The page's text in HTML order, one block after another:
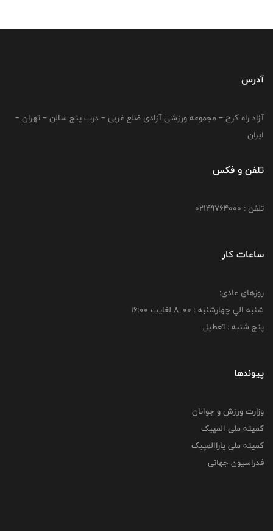
آدرس
آزاد راه کرج – مجموعه ورزشی آزادی ضلع غربی – درب پنج سالن – تهران –
ایران
تلفن و فکس
تلفن : 02149764000
ساعات کار
روزهای عادی:
شنبه الي چهارشنبه : 00: 8 لغايت 16:00
پنج شنبه : تعطیل
پیوندها
وزارت ورزش و جوانان
کمیته ملی المپیک
کمیته ملی پاراالمپیک
فدراسیون جهانی